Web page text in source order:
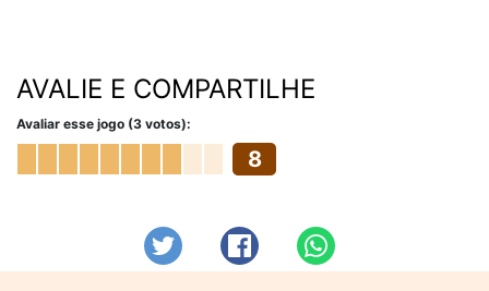
AVALIE E COMPARTILHE
Avaliar esse jogo (3 votos):
8